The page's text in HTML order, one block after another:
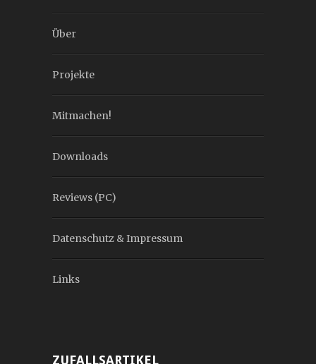
Über
Projekte
Mitmachen!
Downloads
Reviews (PC)
Datenschutz & Impressum
Links
ZUFALLSARTIKEL